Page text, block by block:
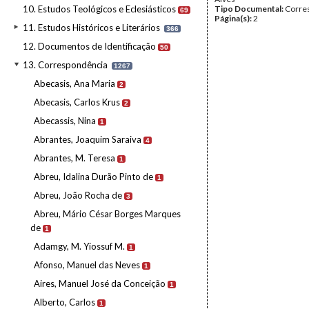
10. Estudos Teológicos e Eclesiásticos 69
11. Estudos Históricos e Literários 366
12. Documentos de Identificação 50
13. Correspondência 1267
Abecasis, Ana Maria 2
Abecasis, Carlos Krus 2
Abecassis, Nina 1
Abrantes, Joaquim Saraiva 4
Abrantes, M. Teresa 1
Abreu, Idalina Durão Pinto de 1
Abreu, João Rocha de 3
Abreu, Mário César Borges Marques
de 1
Adamgy, M. Yiossuf M. 1
Afonso, Manuel das Neves 1
Aires, Manuel José da Conceição 1
Alberto, Carlos 1
Tipo Documental:
Página(s):2